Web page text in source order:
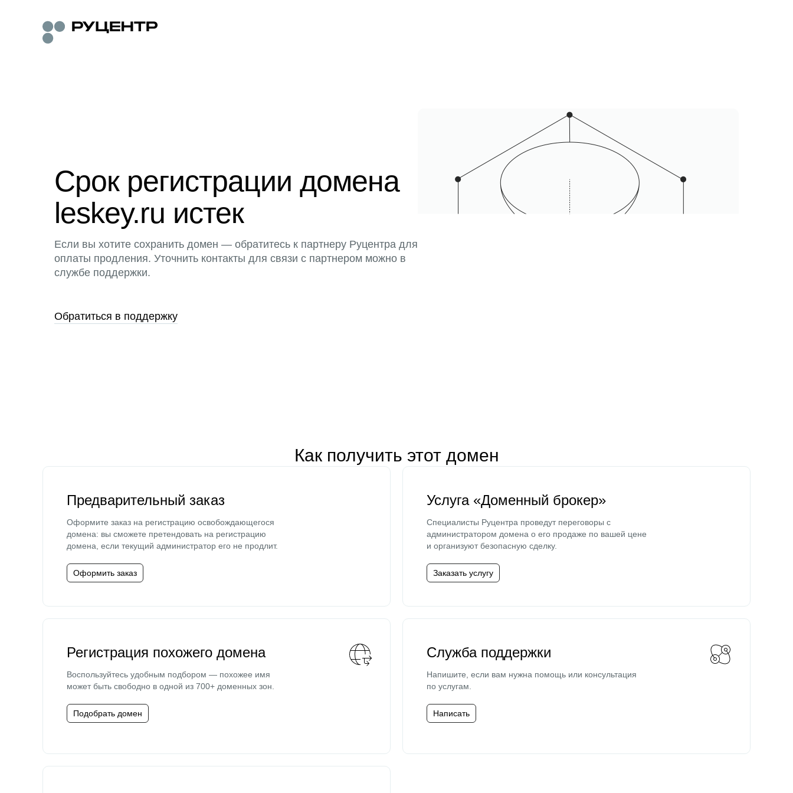
Срок регистрации домена
leskey.ru истек
Если вы хотите сохранить домен — обратитесь к партнеру Руцентра для
оплаты продления. Уточнить контакты для связи с партнером можно в
службе поддержки.
Обратиться в поддержку
Как получить этот домен
Предварительный заказ
Оформите заказ на регистрацию освобождающегося
домена: вы сможете претендовать на регистрацию
домена, если текущий администратор его не продлит.
Оформить заказ
Услуга «Доменный брокер»
Специалисты Руцентра проведут переговоры с
администратором домена о его продаже по вашей цене
и организуют безопасную сделку.
Заказать услугу
Регистрация похожего домена
Воспользуйтесь удобным подбором — похожее имя
может быть свободно в одной из 700+ доменных зон.
Подобрать домен
Служба поддержки
Напишите, если вам нужна помощь или консультация
по услугам.
Написать